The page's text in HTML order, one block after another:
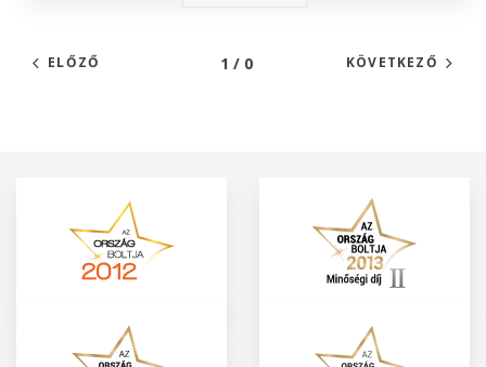
ELŐZŐ 1 / 0 KÖVETKEZŐ